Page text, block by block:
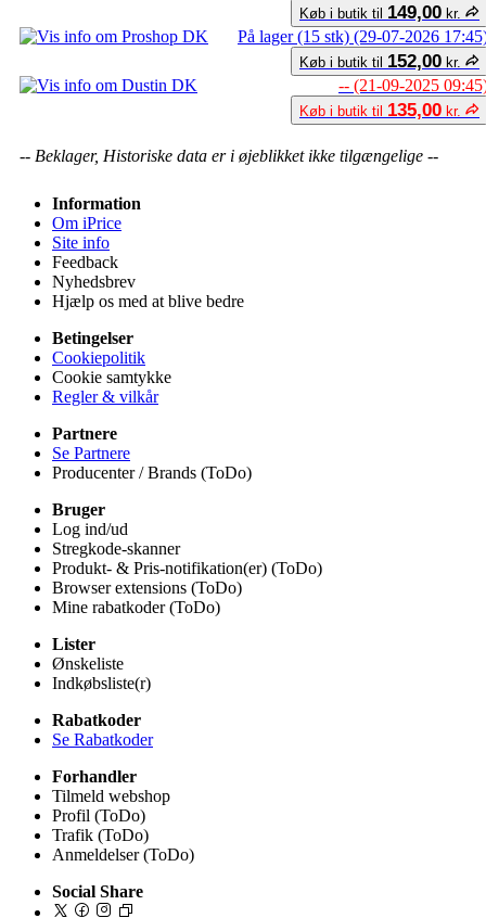
Køb i butik til 149,00 kr.
På lager (15 stk) (29-07-2026
Køb i butik til 152,00 kr.
-- (21-09-2025
Køb i butik til 135,00 kr.
-- Beklager, Historiske data er i øjeblikket ikke tilgængelige --
Information
Om iPrice
Site info
Feedback
Nyhedsbrev
Hjælp os med at blive bedre
Betingelser
Cookiepolitik
Cookie samtykke
Regler & vilkår
Partnere
Se Partnere
Producenter / Brands (ToDo)
Bruger
Log ind/ud
Stregkode-skanner
Produkt- & Pris-notifikation(er) (ToDo)
Browser extensions (ToDo)
Mine rabatkoder (ToDo)
Lister
Ønskeliste
Indkøbsliste(r)
Rabatkoder
Se Rabatkoder
Forhandler
Tilmeld webshop
Profil (ToDo)
Trafik (ToDo)
Anmeldelser (ToDo)
Social Share